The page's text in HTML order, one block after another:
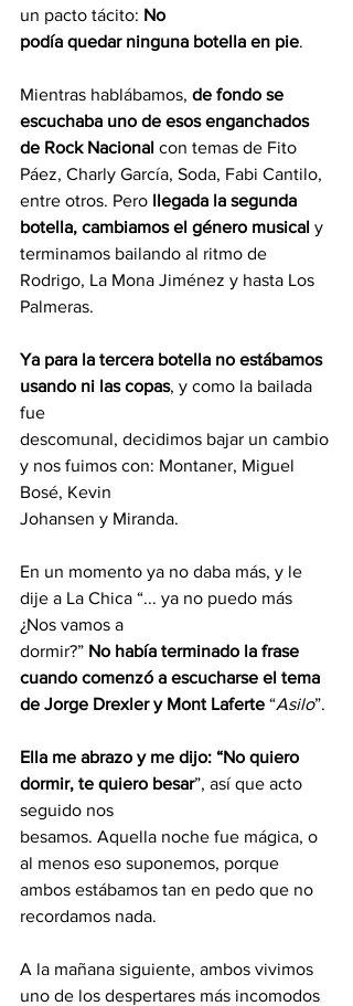
un pacto tácito: No
podía quedar ninguna botella en pie.
Mientras hablábamos, de fondo se
escuchaba uno de esos enganchados
de Rock Nacional con temas de Fito
Páez, Charly García, Soda, Fabi Cantilo,
entre otros. Pero llegada la segunda
botella, cambiamos el género musical y
terminamos bailando al ritmo de
Rodrigo, La Mona Jiménez y hasta Los
Palmeras.
Ya para la tercera botella no estábamos
usando ni las copas, y como la bailada
fue
descomunal, decidimos bajar un cambio
y nos fuimos con: Montaner, Miguel
Bosé, Kevin
Johansen y Miranda.
En un momento ya no daba más, y le
dije a La Chica “... ya no puedo más
¿Nos vamos a
dormir?” No había terminado la frase
cuando comenzó a escucharse el tema
de Jorge Drexler y Mont Laferte “Asilo”.
Ella me abrazo y me dijo: “No quiero
dormir, te quiero besar”, así que acto
seguido nos
besamos. Aquella noche fue mágica, o
al menos eso suponemos, porque
ambos estábamos tan en pedo que no
recordamos nada.
A la mañana siguiente, ambos vivimos
uno de los despertares más incomodos